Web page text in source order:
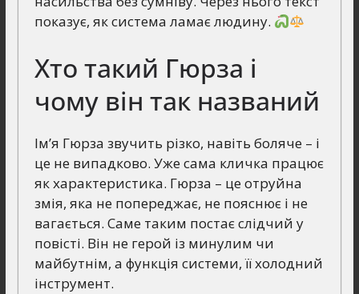
показує, як система ламає людину.
Хто такий Гюрза і
чому він так названий
Ім’я Гюрза звучить різко, навіть боляче – і
це не випадково. Уже сама кличка працює
як характеристика. Гюрза – це отруйна
змія, яка не попереджає, не пояснює і не
вагається. Саме таким постає слідчий у
повісті. Він не герой із минулим чи
майбутнім, а функція системи, її холодний
інструмент.